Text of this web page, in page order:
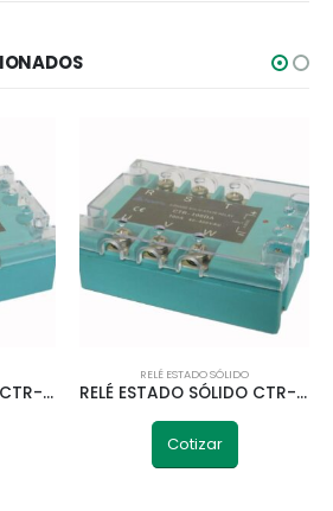
RELÉ ESTADO SÓLIDO CTR-40DA TELETRIC
RELÉ ESTADO SÓLIDO
RELÉ ESTADO SÓLIDO CTR-100DA TELETRIC
Cotizar